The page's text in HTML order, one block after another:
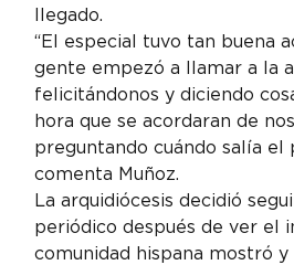
llegado.
“El especial tuvo tan buena
gente empezó a llamar a la
felicitándonos y diciendo
hora que se acordaran de
preguntando cuándo salía el
comenta Muñoz.
La arquidiócesis decidió
periódico después de ver el
comunidad hispana mostró